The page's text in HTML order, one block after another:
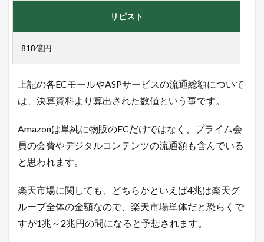
N
配
信
中
2
本
日
の
市
場
ヤ
リピスト
818億円
上記の各ECモールやASPサービスの流通総額について
は、決算資料より算出された数値という事です。
Amazonは単純に物販のECだけではなく、プライム会
員の会費やデジタルコンテンツの流通額も含んでいる
と思われます。
楽天市場に関しても、どちらかといえば4兆は楽天グ
ループ全体の金額なので、楽天市場単体だと恐らくで
すが1兆～2兆円の間になると予想されます。